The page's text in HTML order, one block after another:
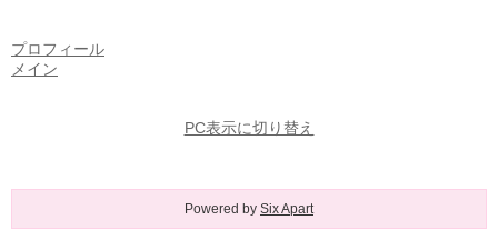
プロフィール
メイン
PC表示に切り替え
Powered by Six Apart